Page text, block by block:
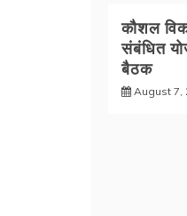
कौशल
संबंधित
बैठक
August 7,